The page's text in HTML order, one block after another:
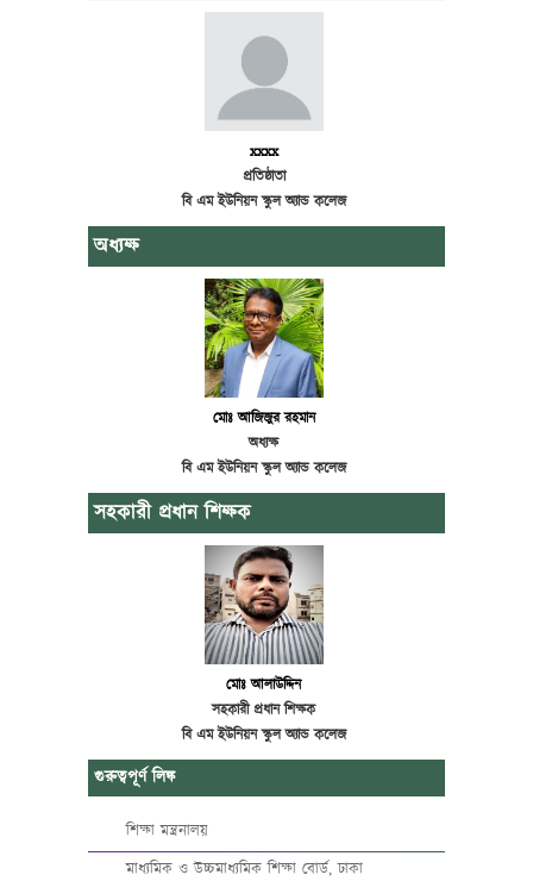
xxxx
প্রতিষ্ঠাতা
বি এম ইউনিয়ন স্কুল অ্যান্ড কলেজ
অধ্যক্ষ
মোঃ আজিজুর রহমান
অধ্যক্ষ
বি এম ইউনিয়ন স্কুল অ্যান্ড কলেজ
সহকারী প্রধান শিক্ষক
মোঃ আলাউদ্দিন
সহকারী প্রধান শিক্ষক
বি এম ইউনিয়ন স্কুল অ্যান্ড কলেজ
গুরুত্বপূর্ণ লিঙ্ক
শিক্ষা মন্ত্রনালয়
মাধ্যমিক ও উচ্চমাধ্যমিক শিক্ষা বোর্ড, ঢাকা